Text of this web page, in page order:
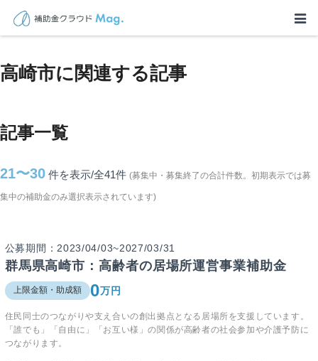
TOP > 補助金・助成金詳細>群馬県
高崎市に関連する記事
記事一覧
21〜30 件を表示/全41件 (募集中・募集終了の合計件数。初期表示では募
集中の補助金のみ選択表示されています)
公募期間：2023/04/03~2027/03/31
群馬県高崎市：高齢者の居場所運営事業補助金
上限金額・助成額 0万円
住民同士のつながりや支え合いの創出拠点となる居場所を支援しています。
「誰でも」「自由に」「お互い様」の関係が高齢者の社会参加や介護予防に
つながります。